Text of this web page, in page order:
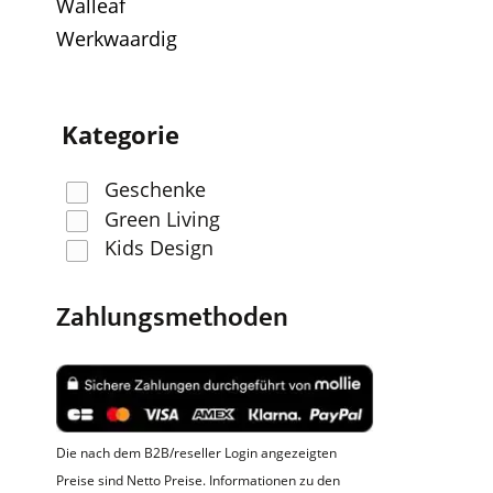
Walleaf
Werkwaardig
Kategorie
Geschenke
Green Living
Kids Design
Zahlungsmethoden
Die nach dem B2B/reseller Login angezeigten
Preise sind Netto Preise. Informationen zu den